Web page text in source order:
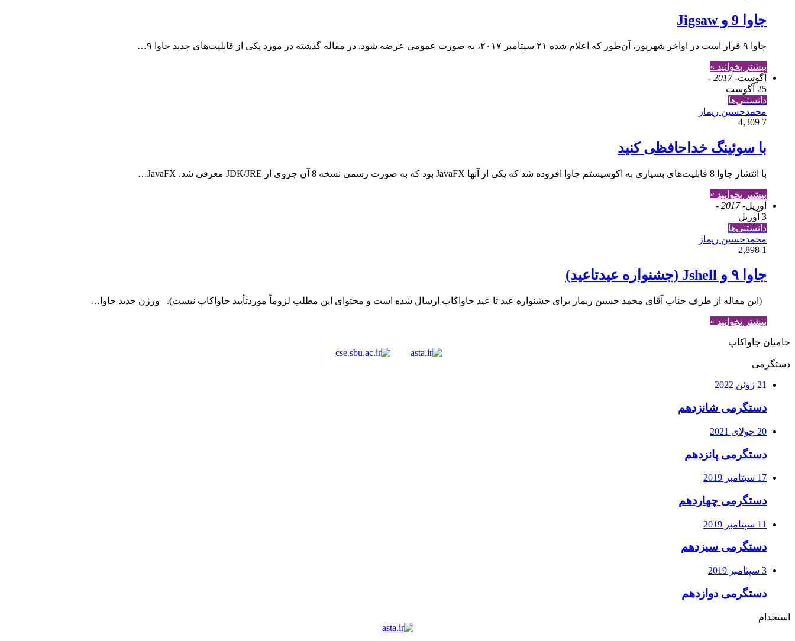
جاوا 9 و Jigsaw
جاوا ۹ قرار است در اواخر شهریور، آن‌طور که اعلام شده ۲۱ سپتامبر ۲۰۱۷، به صورت عمومی عرضه شود. در مقاله گذشته در مورد یکی از قابلیت‌های جدید جاوا ۹…
بیشتر بخوانید »
آگوست- 2017 -
25 آگوست
دانستنی‌ها
محمدحسین ریماز
7
با سوئینگ خداحافظی کنید
با انتشار جاوا 8 قابلیت‌های بسیاری‌ به اکوسیستم جاوا افزوده شد که یکی از آنها JavaFX بود که به صورت رسمی نسخه 8 آن جزوی از JDK/JRE معرفی شد. JavaFX…
بیشتر بخوانید »
آوریل- 2017 -
3 آوریل
دانستنی‌ها
محمدحسین ریماز
1
جاوا ۹ و Jshell (جشنواره عیدتاعید)
(این مقاله از طرف جناب آقای محمد حسین ریماز برای جشنواره عید تا عید جاواکاپ ارسال شده است و محتوای این مطلب لزوماً موردتأیید جاواکاپ نیست). ورژن جدید جاوا…
بیشتر بخوانید »
حامیان جاواکاپ
دستگرمی
21 ژوئن 2022
دستگرمی شانزدهم
20 جولای 2021
دستگرمی پانزدهم
17 سپتامبر 2019
دستگرمی چهاردهم
11 سپتامبر 2019
دستگرمی سیزدهم
3 سپتامبر 2019
دستگرمی دوازدهم
استخدام